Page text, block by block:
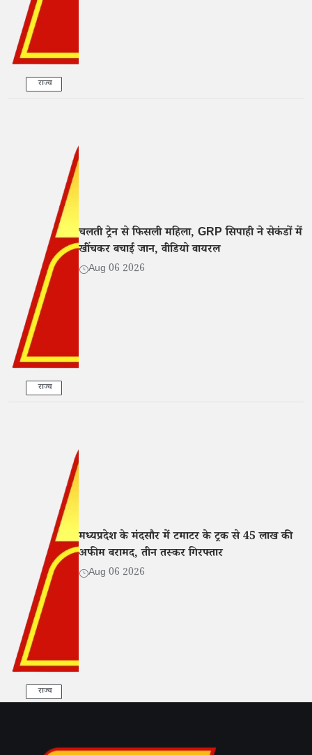
राज्य
राज्य
चलती ट्रेन से फिसली महिला, GRP सिपाही ने सेकंडों में
खींचकर बचाई जान, वीडियो वायरल
Aug 06 2026
राज्य
मध्यप्रदेश के मंदसौर में टमाटर के ट्रक से 45 लाख की
अफीम बरामद, तीन तस्कर गिरफ्तार
Aug 06 2026